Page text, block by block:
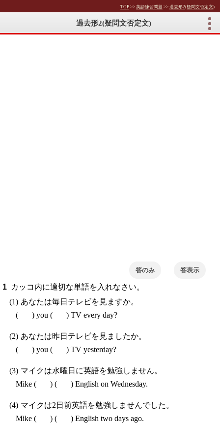
TOP >> 英語練習問題 >> 過去形2(疑問文否定文)
過去形2(疑問文否定文)
答のみ
カッコ内に適切な単語を入れなさい。
あなたは毎日テレビを見ますか。
(
)you ( )TV every day?
あなたは昨日テレビを見ましたか。
(
)you ( )TV yesterday?
マイクは水曜日に英語を勉強しません。
Mike ( ) ( )English on Wednesday.
マイクは2日前英語を勉強しませんでした。
Mike ( ) ( )English two days ago.